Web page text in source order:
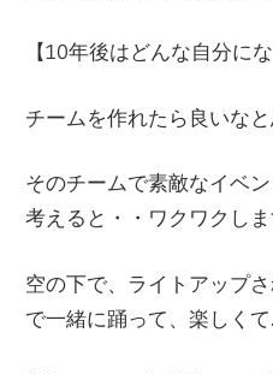
【10年後はどんな自分に
チームを作れたら良いな
そのチームで素敵なイベ
考えると・・ワクワクしま
空の下で、ライトアップ
で一緒に踊って、楽しく